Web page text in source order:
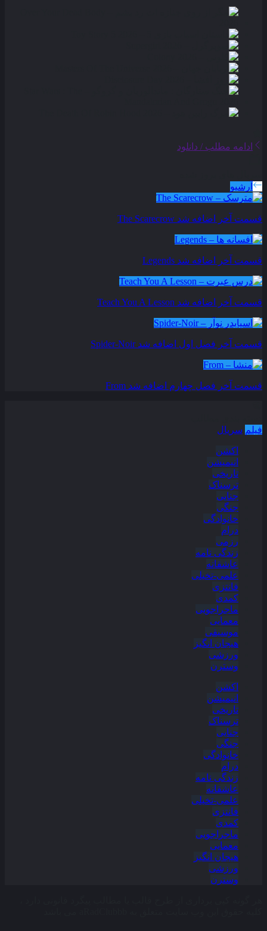
ادامه مطلب / دانلود
آرشیو
قسمت آخر اضافه شد The Scarecrow
قسمت آخر اضافه شد Legends
قسمت آخر اضافه شد Teach You A Lesson
قسمت آخر فصل اول اضافه شد Spider-Noir
قسمت آخر فصل چهارم اضافه شد From
فیلم سریال
اکشن
انیمیشن
تاریخی
ترسناک
جنایی
جنگی
خانوادگی
درام
رزمی
زندگی نامه
عاشقانه
علمی-تخیلی
فانتزی
کمدی
ماجراجویی
معمایی
موسیقی
هیجان انگیز
ورزشی
وسترن
اکشن
انیمیشن
تاریخی
ترسناک
جنایی
جنگی
خانوادگی
درام
زندگی نامه
عاشقانه
علمی-تخیلی
فانتزی
کمدی
ماجراجویی
معمایی
هیجان انگیز
ورزشی
وسترن